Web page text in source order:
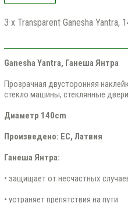
3 x Transparent Ganesha Yantra,
Ganesha Yantra, Ганеша Янтра
Прозрачная двусторонняя
стекло машины, стеклянные
Диаметр 140cm
Произведено: ЕС, Латвия
Ганеша Янтра:
• защищает от несчастных
• устраняет препятствия на пути